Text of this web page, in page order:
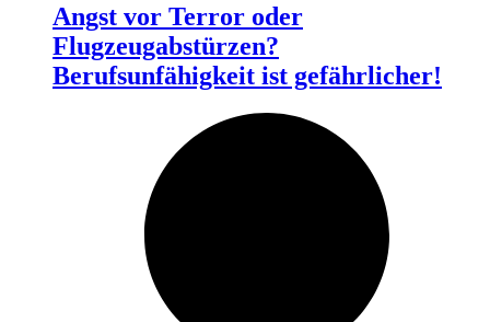
Angst vor Terror oder
Flugzeugabstürzen?
Berufsunfähigkeit ist gefährlicher!